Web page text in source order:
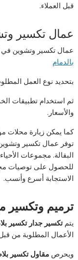
قبل العملاء.
عمال تكسير
عمال تكسير وتشوين في
بالدمام
بتحديد نوع العمل
ثم استخدام تطبيقات
والأسعار.
كما يمكن زيارة محلات
توفر عمال تكسير
البقالة. مجموعات
للحصول على توصيات
الاستجابة أسرع وأنسب.
ترميم وتكسير
يتمتكسير جدار تكسير
الأعمال المطلوبة من قبل
ويحرصمقاول تكسير